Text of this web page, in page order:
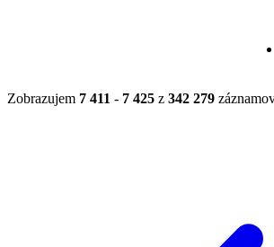
Zobrazujem 7 411 - 7 425 z 342 279